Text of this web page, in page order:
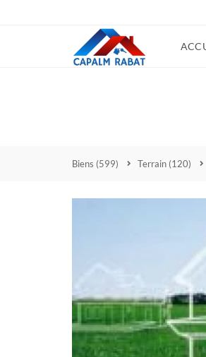
Biens (599) Terrain (120)